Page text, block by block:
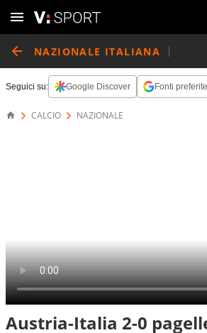
NAZIONALE ITALIANA
Seguici su: Google Discover Fonti preferite
CALCIO NAZIONALE
Austria-Italia 2-0